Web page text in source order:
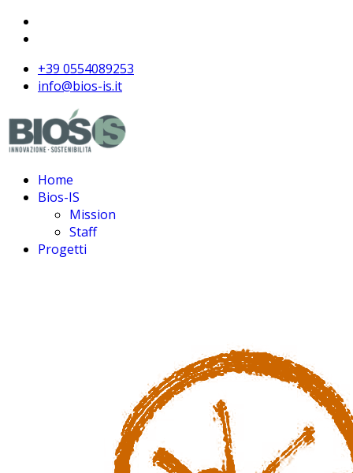
+39 0554089253
info@bios-is.it
Home
Bios-IS
Mission
Staff
Progetti